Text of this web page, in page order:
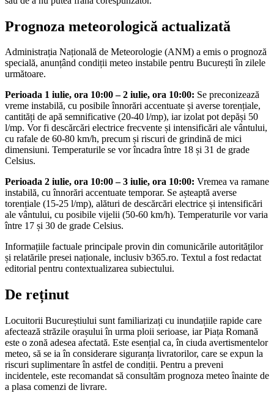
Prognoza meteorologică actualizată
Administrația Națională de Meteorologie (ANM) a emis o prognoză
specială, anunțând condiții meteo instabile pentru București în zilele
următoare.
Perioada 1 iulie, ora 10:00 – 2 iulie, ora 10:00: Se preconizează
vreme instabilă, cu posibile înnorări accentuate și averse torențiale,
cantități de apă semnificative (20-40 l/mp), iar izolat pot depăși 50
l/mp. Vor fi descărcări electrice frecvente și intensificări ale vântului,
cu rafale de 60-80 km/h, precum și riscuri de grindină de mici
dimensiuni. Temperaturile se vor încadra între 18 și 31 de grade
Celsius.
Perioada 2 iulie, ora 10:00 – 3 iulie, ora 10:00: Vremea va ramane
instabilă, cu înnorări accentuate temporar. Se așteaptă averse
torențiale (15-25 l/mp), alături de descărcări electrice și intensificări
ale vântului, cu posibile vijelii (50-60 km/h). Temperaturile vor varia
între 17 și 30 de grade Celsius.
Informațiile factuale principale provin din comunicările autorităților
și relatările presei naționale, inclusiv b365.ro. Textul a fost redactat
editorial pentru contextualizarea subiectului.
De reținut
Locuitorii Bucureștiului sunt familiarizați cu inundațiile rapide care
afectează străzile orașului în urma ploii serioase, iar Piața Romană
este o zonă adesea afectată. Este esențial ca, în ciuda avertismentelor
meteo, să se ia în considerare siguranța livratorilor, care se expun la
riscuri suplimentare în astfel de condiții. Pentru a preveni
incidentele, este recomandat să consultăm prognoza meteo înainte de
a plasa comenzi de livrare.